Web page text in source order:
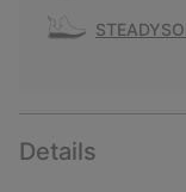
Details